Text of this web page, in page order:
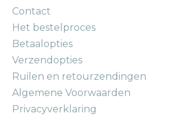
Contact
Het bestelproces
Betaalopties
Verzendopties
Ruilen en retourzendingen
Algemene Voorwaarden
Privacyverklaring